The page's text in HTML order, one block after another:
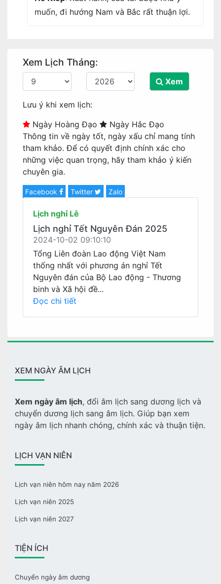
muốn, đi hướng Nam và Bắc rất thuận lợi.
Xem Lịch Tháng:
Xem
Lưu ý khi xem lịch:
Ngày Hoàng Đạo
Ngày Hắc Đạo
Thông tin về ngày tốt, ngày xấu chỉ mang tính
tham khảo. Để có quyết định chính xác cho
những việc quan trọng, hãy tham khảo ý kiến
chuyên gia.
Facebook Twitter Zalo
Lịch nghỉ Lễ
Lịch nghỉ Tết Nguyên Đán 2025
2024-10-02 09:10:10
Tổng Liên đoàn Lao động Việt Nam
thống nhất với phương án nghỉ Tết
Nguyên đán của Bộ Lao động - Thương
binh và Xã hội đề...
Đọc chi tiết
XEM NGÀY ÂM LỊCH
Xem ngày âm lịch, đổi âm lịch sang dương lịch và
chuyển dương lịch sang âm lịch. Giúp bạn xem
ngày âm lịch nhanh chóng, chính xác và thuận tiện.
LỊCH VẠN NIÊN
Lịch vạn niên hôm nay năm 2026
Lịch vạn niên 2025
Lịch vạn niên 2027
TIỆN ÍCH
Chuyển ngày âm dương